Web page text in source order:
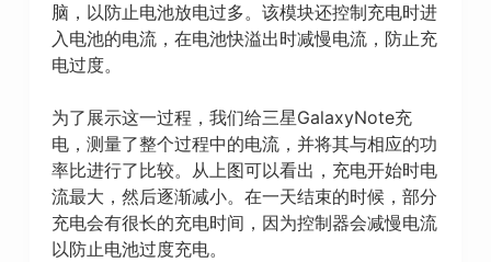
脑，以防止电池放电过多。该模块还控制充电时进
入电池的电流，在电池快溢出时减慢电流，防止充
电过度。
为了展示这一过程，我们给三星GalaxyNote充
电，测量了整个过程中的电流，并将其与相应的功
率比进行了比较。从上图可以看出，充电开始时电
流最大，然后逐渐减小。在一天结束的时候，部分
充电会有很长的充电时间，因为控制器会减慢电流
以防止电池过度充电。